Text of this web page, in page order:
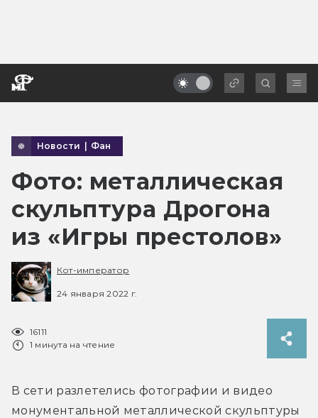
Новости | Фан
Фото: металлическая
скульптура Дрогона
из «Игры престолов»
Кот-император
24 января 2022 г.
16111
1 минута на чтение
В сети разлетелись фотографии и видео
монументальной металлической скульптуры